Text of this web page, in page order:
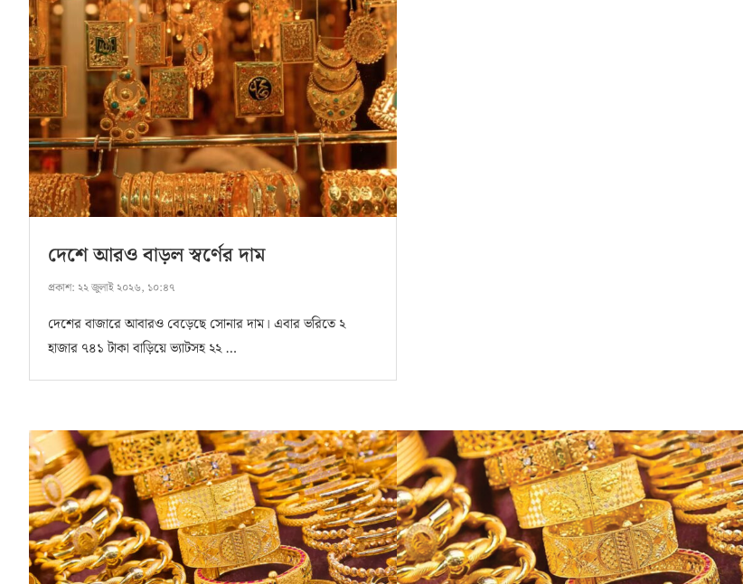
দেশে আরও বাড়ল স্বর্ণের দাম
প্রকাশ: ২২ জুলাই ২০২৬, ১০:৪৭
দেশের বাজারে আবারও বেড়েছে সোনার দাম। এবার ভরিতে ২
হাজার ৭৪১ টাকা বাড়িয়ে ভ্যাটসহ ২২ …